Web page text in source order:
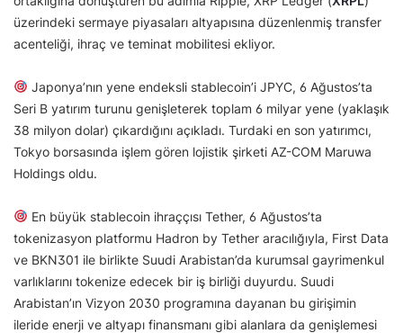
üzerindeki sermaye piyasaları altyapısına düzenlenmiş transfer
acenteliği, ihraç ve teminat mobilitesi ekliyor.
Japonya’nın yene endeksli stablecoin’i JPYC, 6 Ağustos’ta
Seri B yatırım turunu genişleterek toplam 6 milyar yene (yaklaşık
38 milyon dolar) çıkardığını açıkladı. Turdaki en son yatırımcı,
Tokyo borsasında işlem gören lojistik şirketi AZ-COM Maruwa
Holdings oldu.
En büyük stablecoin ihraççısı Tether, 6 Ağustos’ta
tokenizasyon platformu Hadron by Tether aracılığıyla, First Data
ve BKN301 ile birlikte Suudi Arabistan’da kurumsal gayrimenkul
varlıklarını tokenize edecek bir iş birliği duyurdu. Suudi
Arabistan’ın Vizyon 2030 programına dayanan bu girişimin
ileride enerji ve altyapı finansmanı gibi alanlara da genişlemesi